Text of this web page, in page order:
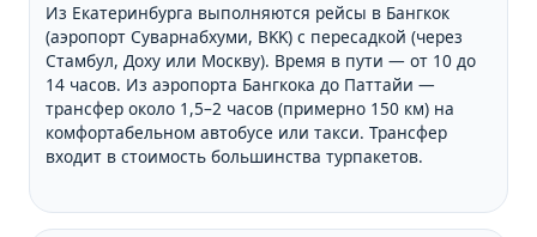
Из Екатеринбурга выполняются рейсы в Бангкок
(аэропорт Суварнабхуми, BKK) с пересадкой (через
Стамбул, Доху или Москву). Время в пути — от 10 до
14 часов. Из аэропорта Бангкока до Паттайи —
трансфер около 1,5–2 часов (примерно 150 км) на
комфортабельном автобусе или такси. Трансфер
входит в стоимость большинства турпакетов.